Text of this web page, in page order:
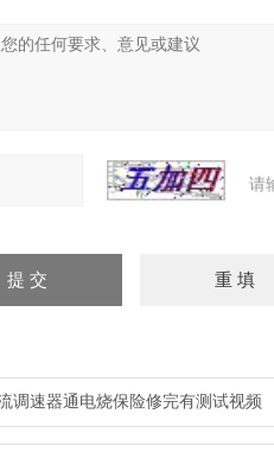
请
调速器通电烧保险修完有测试视频